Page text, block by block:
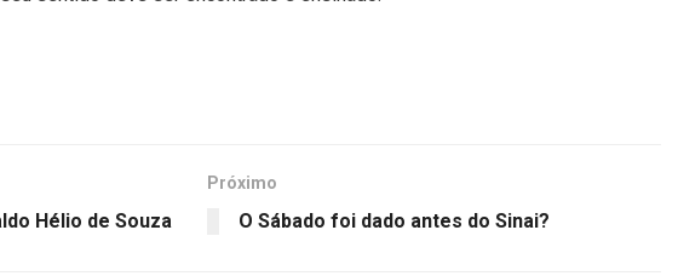
Hélio de Souza
Próximo
O Sábado foi dado antes do Sinai?